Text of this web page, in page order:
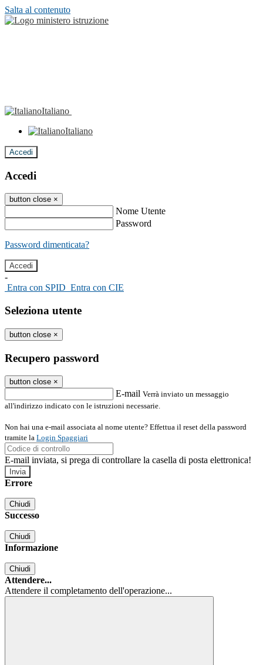
Salta al contenuto
Italiano
Italiano
Accedi
Accedi
button close ×
Nome Utente
Password
Password dimenticata?
-
Entra con SPID Entra con CIE
Seleziona utente
button close ×
Recupero password
button close ×
E-mail Verrà inviato un messaggio
all'indirizzo indicato con le istruzioni necessarie.
Non hai una e-mail associata al nome utente? Effettua il reset della password
tramite la Login Spaggiari
E-mail inviata, si prega di controllare la casella di posta elettronica!
Errore
Chiudi
Successo
Chiudi
Informazione
Chiudi
Attendere...
Attendere il completamento dell'operazione...